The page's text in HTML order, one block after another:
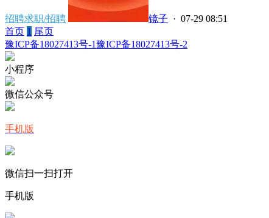
招聘求职/招聘 镜子 · 07-29 08:51
首页 1 尾页
豫ICP备18027413号-1豫ICP备18027413号-2
小程序
微信公众号
手机版
微信扫一扫打开
手机版